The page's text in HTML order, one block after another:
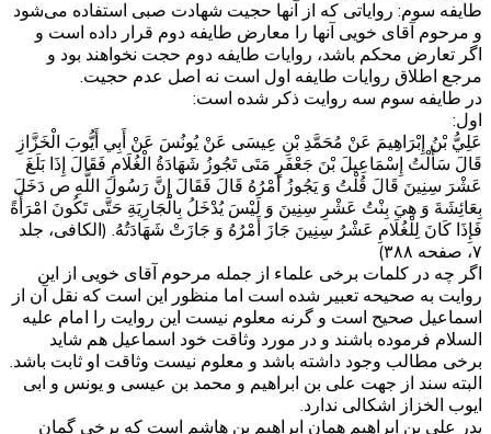
طایفه سوم: روایاتی که از آنها حجیت شهادت صبی استفاده می‌شود
و مرحوم آقای خویی آنها را معارض طایفه دوم قرار داده است و
اگر تعارض محکم باشد، روایات طایفه دوم حجت نخواهند بود و
مرجع اطلاق روایات طایفه اول است نه اصل عدم حجیت.
در طایفه سوم سه روایت ذکر شده است:
اول:
عَلِيُّ بْنُ إِبْرَاهِيمَ عَنْ مُحَمَّدِ بْنِ عِيسَى عَنْ يُونُسَ عَنْ أَبِي أَيُّوبَ الْخَزَّازِ
قَالَ سَأَلْتُ إِسْمَاعِيلَ بْنَ جَعْفَرٍ مَتَى تَجُوزُ شَهَادَةُ الْغُلَامِ فَقَالَ إِذَا بَلَغَ
عَشْرَ سِنِينَ قَالَ قُلْتُ وَ يَجُوزُ أَمْرُهُ قَالَ فَقَالَ إِنَّ رَسُولَ اللَّهِ ص دَخَلَ
بِعَائِشَةَ وَ هِيَ بِنْتُ عَشْرِ سِنِينَ وَ لَيْسَ يُدْخَلُ بِالْجَارِيَةِ حَتَّى تَكُونَ امْرَأَةً
فَإِذَا كَانَ لِلْغُلَامِ عَشْرُ سِنِينَ جَازَ أَمْرُهُ وَ جَازَتْ‌ شَهَادَتُهُ. (الکافی، جلد
۷، صفحه ۳۸۸)
اگر چه در کلمات برخی علماء از جمله مرحوم آقای خویی از این
روایت به صحیحه تعبیر شده است اما منظور این است که نقل آن از
اسماعیل صحیح است و گرنه معلوم نیست این روایت را امام علیه
السلام فرموده باشند و در مورد وثاقت خود اسماعیل هم شاید
برخی مطالب وجود داشته باشد و معلوم نیست وثاقت او ثابت باشد.
البته سند از جهت علی بن ابراهیم و محمد بن عیسی و یونس و ابی
ایوب الخزاز اشکالی ندارد.
پدر علی بن ابراهیم همان ابراهیم بن هاشم است که برخی گمان